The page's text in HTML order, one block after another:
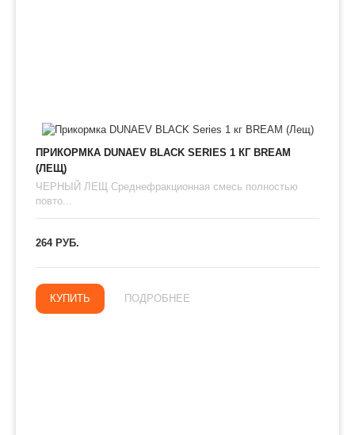
ПРИКОРМКА DUNAEV BLACK SERIES 1 КГ BREAM
(ЛЕЩ)
ЧЕРНЫЙ ЛЕЩ Среднефракционная смесь полностью
повто...
264 РУБ.
КУПИТЬ ПОДРОБНЕЕ